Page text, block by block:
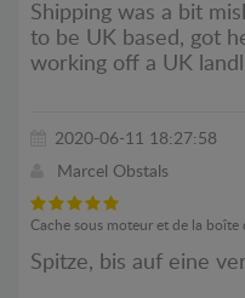
Shipping was a bit
to be UK based, got
working off a UK
2020-06-11 18:27:58
Marcel Obstals
Cache sous moteur et de la boîte
Spitze, bis auf eine